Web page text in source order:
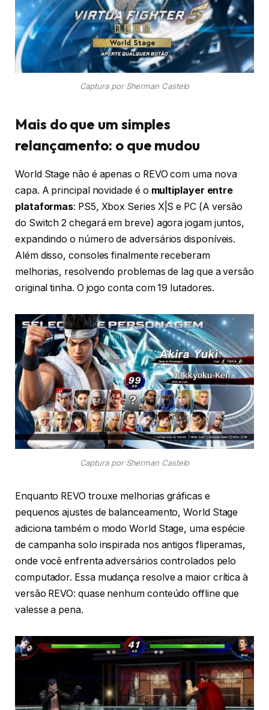
Captura por Sherman Castelo
Mais do que um simples
relançamento: o que mudou
World Stage não é apenas o REVO com uma nova
capa. A principal novidade é o multiplayer entre
plataformas: PS5, Xbox Series X|S e PC (A versão
do Switch 2 chegará em breve) agora jogam juntos,
expandindo o número de adversários disponíveis.
Além disso, consoles finalmente receberam
melhorias, resolvendo problemas de lag que a versão
original tinha. O jogo conta com 19 lutadores.
Captura por Sherman Castelo
Enquanto REVO trouxe melhorias gráficas e
pequenos ajustes de balanceamento, World Stage
adiciona também o modo World Stage, uma espécie
de campanha solo inspirada nos antigos fliperamas,
onde você enfrenta adversários controlados pelo
computador. Essa mudança resolve a maior crítica à
versão REVO: quase nenhum conteúdo offline que
valesse a pena.